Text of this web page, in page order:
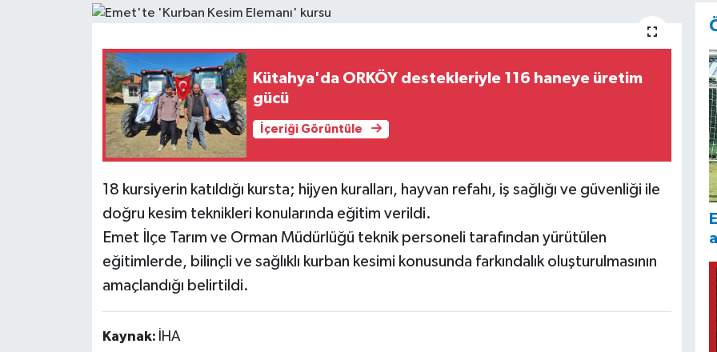
Kütahya'da ORKÖY destekleriyle 116 haneye üretim
gücü
İçeriği Görüntüle
18 kursiyerin katıldığı kursta; hijyen kuralları, hayvan refahı, iş sağlığı ve güvenliği ile
doğru kesim teknikleri konularında eğitim verildi.
Emet İlçe Tarım ve Orman Müdürlüğü teknik personeli tarafından yürütülen
eğitimlerde, bilinçli ve sağlıklı kurban kesimi konusunda farkındalık oluşturulmasının
amaçlandığı belirtildi.
Kaynak: İHA
Resmi İlanlar
Son Dakika Haberleri
Haber Arşivi